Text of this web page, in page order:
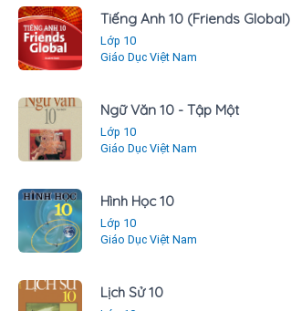
Tiếng Anh 10 (Friends Global)
Lớp 10
Giáo Dục Việt Nam
Ngữ Văn 10 - Tập Một
Lớp 10
Giáo Dục Việt Nam
Hình Học 10
Lớp 10
Giáo Dục Việt Nam
Lịch Sử 10